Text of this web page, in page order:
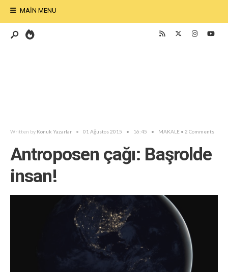
MAIN MENU
Written by Konuk Yazarlar • 01 Ağustos 2015 • 16:45 • MAKALE • 2 Comments
Antroposen çağı: Başrolde
insan!